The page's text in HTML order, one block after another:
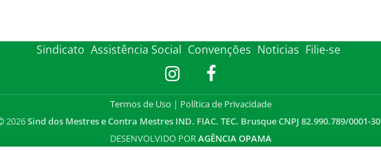
Sindicato Assistência Social Convenções Noticias Filie-se
Termos de Uso | Política de Privacidade
2026Sind dos Mestres e Contra Mestres IND. FIAC. TEC. Brusque CNPJ 82.990.789/0001-30
DESENVOLVIDO PORAGÊNCIA OPAMA